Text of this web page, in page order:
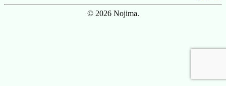
© 2026 Nojima.